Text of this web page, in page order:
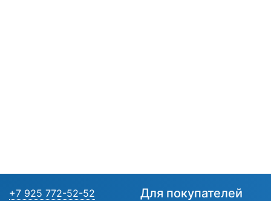
+7 925 772-52-52 Для покупателей